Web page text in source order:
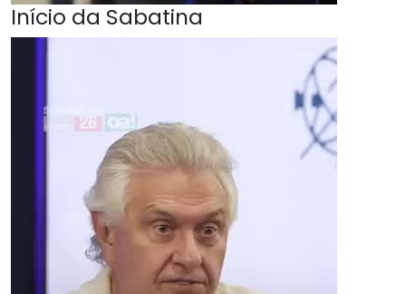
Início da Sabatina